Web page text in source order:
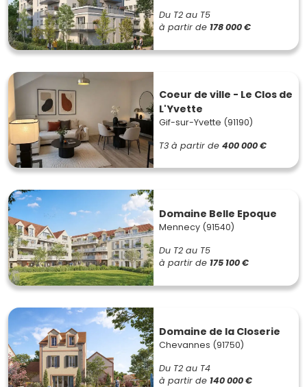
Du T2 au T5
à partir de 178 000 €
Coeur de ville - Le Clos de
L'Yvette
Gif-sur-Yvette (91190)
T3 à partir de 400 000 €
Domaine Belle Epoque
Mennecy (91540)
Du T2 au T5
à partir de 175 100 €
Domaine de la Closerie
Chevannes (91750)
Du T2 au T4
à partir de 140 000 €